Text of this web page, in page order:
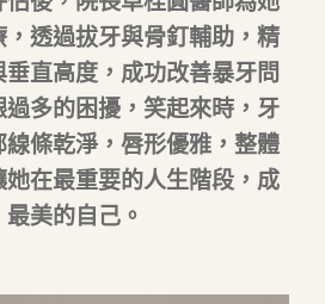
透過拔牙與骨釘輔助，精
直高度，成功改善暴牙問
多的困擾，笑起來時，牙
條乾淨，唇形優雅，整體
在最重要的人生階段，成
美的自己。